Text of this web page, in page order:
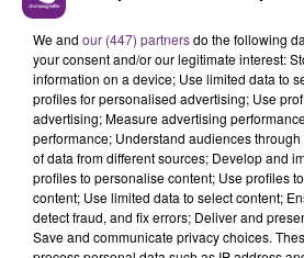
L'ORDRE SUR LES
Alors que les dates de début
s'est avéré être plus précoce
l'inspection du Travail en
les conditions de...
TITRES DIFFUSÉS
22h58
22h58
We and our (447) partnersdo the following
your consent and/or our legitimate interest:
information on a device; Use limited data to
profiles for personalised advertising; Use
advertising; Measure advertising
performance; Understand audiences
of data from different sources; Develop and
profiles to personalise content; Use profiles
content; Use limited data to select content;
detect fraud, and fix errors; Deliver and
Save and communicate privacy choices.